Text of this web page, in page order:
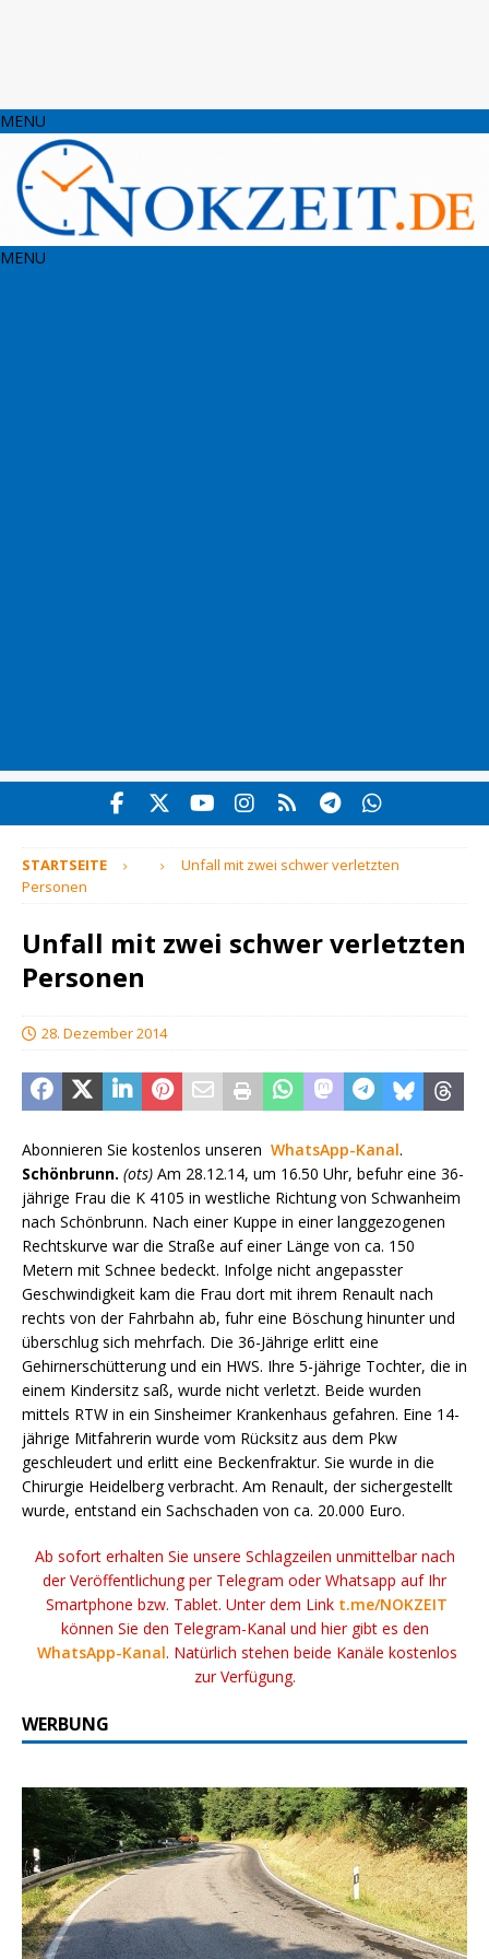
MENU
MENU
STARTSEITE
Unfall mit zwei schwer verletzten
Personen
Unfall mit zwei schwer verletzten
Personen
28. Dezember 2014
Abonnieren Sie kostenlos unseren WhatsApp-Kanal.
Schönbrunn. (ots) Am 28.12.14, um 16.50 Uhr, befuhr eine 36-
jährige Frau die K 4105 in westliche Richtung von Schwanheim
nach Schönbrunn. Nach einer Kuppe in einer langgezogenen
Rechtskurve war die Straße auf einer Länge von ca. 150
Metern mit Schnee bedeckt. Infolge nicht angepasster
Geschwindigkeit kam die Frau dort mit ihrem Renault nach
rechts von der Fahrbahn ab, fuhr eine Böschung hinunter und
überschlug sich mehrfach. Die 36-Jährige erlitt eine
Gehirnerschütterung und ein HWS. Ihre 5-jährige Tochter, die in
einem Kindersitz saß, wurde nicht verletzt. Beide wurden
mittels RTW in ein Sinsheimer Krankenhaus gefahren. Eine 14-
jährige Mitfahrerin wurde vom Rücksitz aus dem Pkw
geschleudert und erlitt eine Beckenfraktur. Sie wurde in die
Chirurgie Heidelberg verbracht. Am Renault, der sichergestellt
wurde, entstand ein Sachschaden von ca. 20.000 Euro.
Ab sofort erhalten Sie unsere Schlagzeilen unmittelbar nach
der Veröffentlichung per Telegram oder Whatsapp auf Ihr
Smartphone bzw. Tablet. Unter dem Link t.me/NOKZEIT
können Sie den Telegram-Kanal und hier gibt es den
WhatsApp-Kanal. Natürlich stehen beide Kanäle kostenlos
zur Verfügung.
WERBUNG